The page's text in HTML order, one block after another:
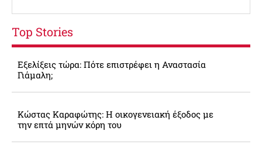
Top Stories
Εξελίξεις τώρα: Πότε επιστρέφει η Αναστασία
Γιάμαλη;
Κώστας Καραφώτης: Η οικογενειακή έξοδος με
την επτά μηνών κόρη του